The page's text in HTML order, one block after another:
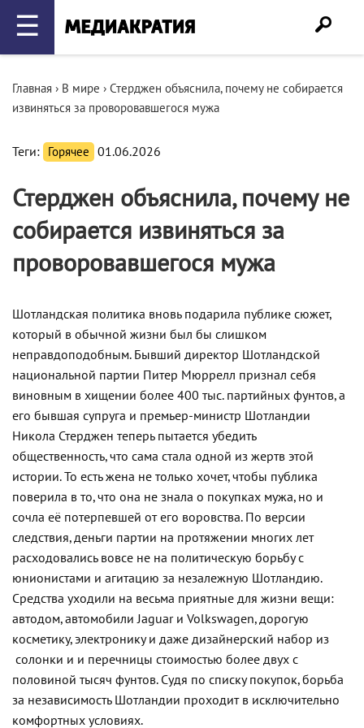
☰
Главная › В мире › Стерджен объяснила, почему не собирается
извиняться за проворовавшегося мужа
Теги: Горячее 01.06.2026
Стерджен объяснила, почему не
собирается извиняться за
проворовавшегося мужа
Шотландская политика вновь подарила публике сюжет,
который в обычной жизни был бы слишком
неправдоподобным. Бывший директор Шотландской
национальной партии Питер Мюррелл признал себя
виновным в хищении более 400 тыс. партийных фунтов, а
его бывшая супруга и премьер-министр Шотландии
Никола Стерджен теперь пытается убедить
общественность, что сама стала одной из жертв этой
истории. То есть жена не только хочет, чтобы публика
поверила в то, что она не знала о покупках мужа, но и
сочла её потерпевшей от его воровства. По версии
следствия, деньги партии на протяжении многих лет
расходовались вовсе не на политическую борьбу с
юнионистами и агитацию за незалежную Шотландию.
Средства уходили на весьма приятные для жизни вещи:
автодом, автомобили Jaguar и Volkswagen, дорогую
косметику, электронику и даже дизайнерский набор из
солонки и и перечницы стоимостью более двух с
половиной тысяч фунтов. Судя по списку покупок, борьба
за независимость Шотландии проходит в исключительно
комфортных условиях.